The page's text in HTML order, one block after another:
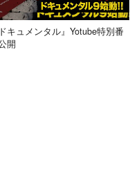
ドキュメンタル』Yotube特別番
開